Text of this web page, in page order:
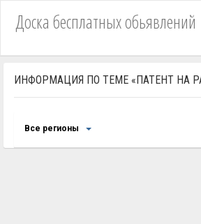
Доска бесплатных обьявлений
ИНФОРМАЦИЯ ПО ТЕМЕ «ПАТЕНТ НА
Все регионы